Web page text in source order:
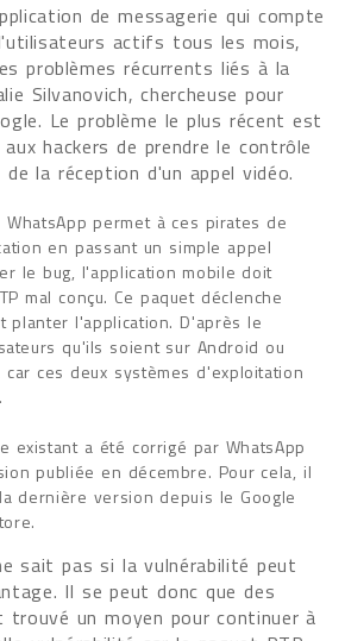
de messagerie qui compte
actifs tous les mois,
problèmes récurrents liés à la
Silvanovich, chercheuse pour
Le problème le plus récent est
hackers de prendre le contrôle
la réception d'un appel vidéo.
permet à ces pirates de
en passant un simple appel
le bug, l'application mobile doit
mal conçu. Ce paquet déclenche
planter l'application. D'après le
qu'ils soient sur Android ou
ces deux systèmes d'exploitation
existant a été corrigé par WhatsApp
publiée en décembre. Pour cela, il
dernière version depuis le Google
sait pas si la vulnérabilité peut
Il se peut donc que des
trouvé un moyen pour continuer à